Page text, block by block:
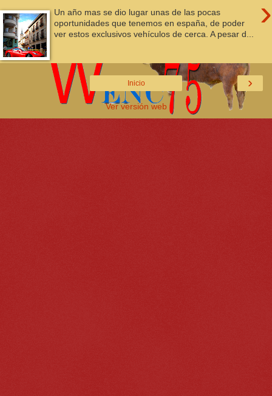
›
Un año mas se dio lugar unas de las pocas
oportunidades que tenemos en españa, de poder
ver estos exclusivos vehículos de cerca. A pesar d...
›
Inicio
Ver versión web